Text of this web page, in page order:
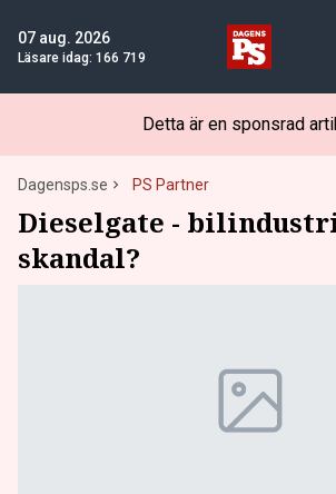
07 aug. 2026
Läsare idag: 166 719
Detta är en sponsrad
Dagensps.se PS Partner
Dieselgate -
skandal?